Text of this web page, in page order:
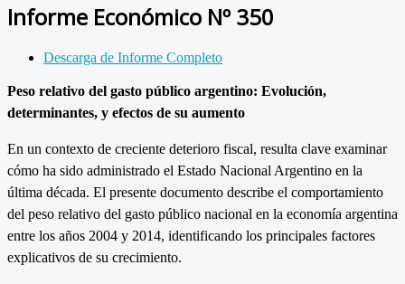
Informe Económico Nº 350
Descarga de Informe Completo
Peso relativo del gasto público argentino: Evolución,
determinantes, y efectos de su aumento
En un contexto de creciente deterioro fiscal, resulta clave examinar
cómo ha sido administrado el Estado Nacional Argentino en la
última década. El presente documento describe el comportamiento
del peso relativo del gasto público nacional en la economía argentina
entre los años 2004 y 2014, identificando los principales factores
explicativos de su crecimiento.